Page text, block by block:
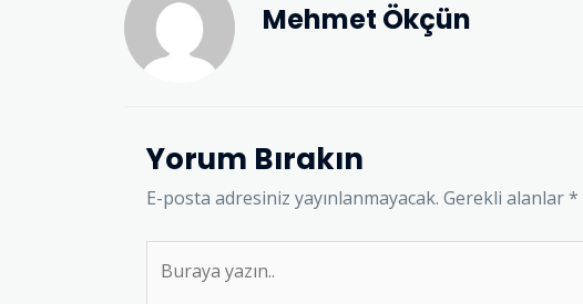
Mehmet Ökçün
Yorum Bırakın
E-posta adresiniz yayınlanmayacak. Gerekli alanlar*